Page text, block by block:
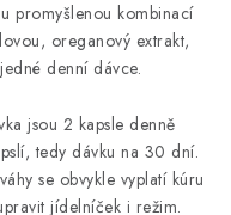
promyšlenou kombinací
oreganový extrakt,
denní dávce.
jsou 2 kapsle denně
tedy dávku na 30 dní.
se obvykle vyplatí kúru
jídelníček i režim.